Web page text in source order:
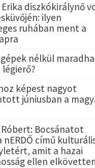
diszkókirálynő
ilyen
ruhában ment a
nélkül
képest nagyot
júniusban a
Róbert: Bocsánatot
nERDŐ című
amit a hazai
ellen